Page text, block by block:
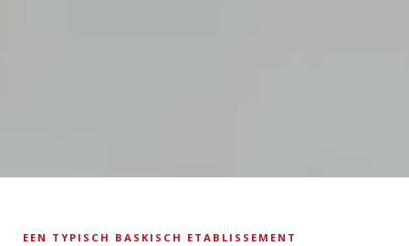
EEN TYPISCH BASKISCH ETABLISSEMENT